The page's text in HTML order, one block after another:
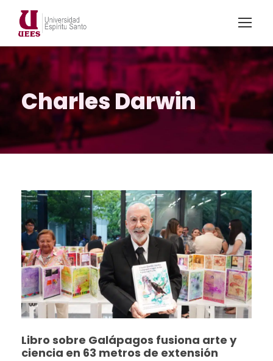
Charles Darwin
Libro sobre Galápagos fusiona arte y
ciencia en 63 metros de extensión